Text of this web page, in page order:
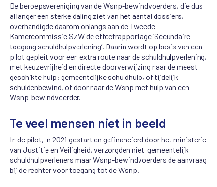
De beroepsvereniging van de Wsnp-bewindvoerders, die dus
al langer een sterke daling ziet van het aantal dossiers,
overhandigde daarom onlangs aan de Tweede
Kamercommissie SZW de effectrapportage ‘Secundaire
toegang schuldhulpverlening’. Daarin wordt op basis van een
pilot gepleit voor een extra route naar de schuldhulpverlening,
met keuzevrijheid en directe doorverwijzing naar de meest
geschikte hulp: gemeentelijke schuldhulp, of tijdelijk
schuldenbewind, of door naar de Wsnp met hulp van een
Wsnp-bewindvoerder.
Te veel mensen niet in beeld
In de pilot, in 2021 gestart en gefinancierd door het ministerie
van Justitie en Veiligheid, verzorgden niet gemeentelijk
schuldhulpverleners maar Wsnp-bewindvoerders de aanvraag
bij de rechter voor toegang tot de Wsnp.